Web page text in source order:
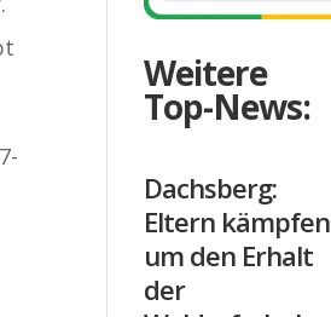
Weitere
Top-News:
Dachsberg:
Eltern kämpfen
um den Erhalt
der